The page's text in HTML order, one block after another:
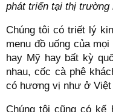
phát triển tại thị trường
Chúng tôi có triết lý
menu đồ uống của
hay Mỹ hay bất kỳ
nhau, cốc cà phê
có hương vị như ở Việt
Chúng tôi cũng có kế